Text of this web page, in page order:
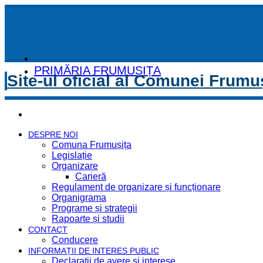
PRIMĂRIA FRUMUȘIȚA
Site-ul oficial al Comunei
DESPRE NOI
Comuna Frumușița
Legislație
Organizare
Carieră
Regulament de organizare și funcționare
Organigrama
Programe și strategii
Rapoarte și studii
CONTACT
Conducere
INFORMAȚII DE INTERES PUBLIC
Declaratii de avere si interese